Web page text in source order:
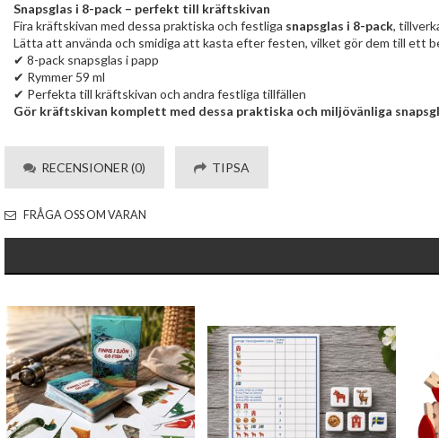
Snapsglas i 8-pack – perfekt till kräftskivan
Fira kräftskivan med dessa praktiska och festliga snapsglas i 8-pack,
Lätta att använda och smidiga att kasta efter festen, vilket gör dem till ett
✔ 8-pack snapsglas i papp
✔ Rymmer 59 ml
✔ Perfekta till kräftskivan och andra festliga tillfällen
Gör kräftskivan komplett med dessa praktiska och miljövänliga
RECENSIONER (0) TIPSA
FRÅGA OSS OM VARAN